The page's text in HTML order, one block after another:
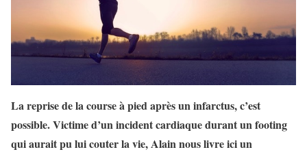
La reprise de la course à pied après un infarctus, c’est
possible. Victime d’un incident cardiaque durant un footing
qui aurait pu lui couter la vie, Alain nous livre ici un